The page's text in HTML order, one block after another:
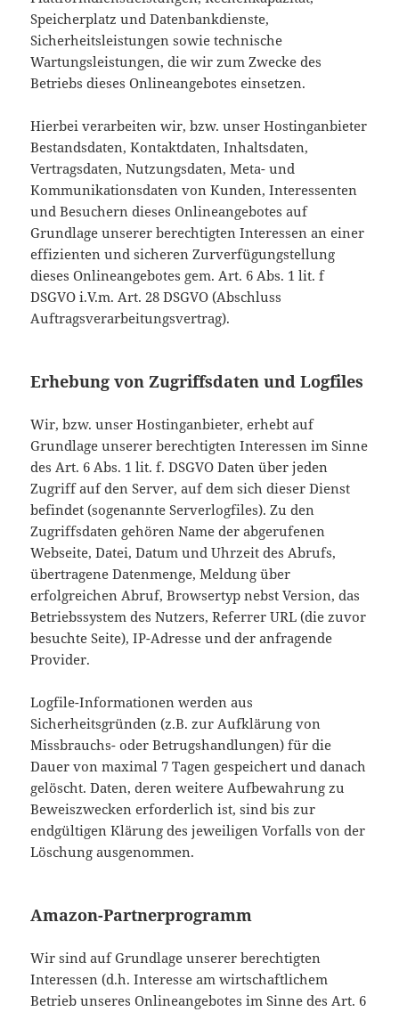
Speicherplatz und Datenbankdienste,
Sicherheitsleistungen sowie technische
Wartungsleistungen, die wir zum Zwecke des
Betriebs dieses Onlineangebotes einsetzen.
Hierbei verarbeiten wir, bzw. unser Hostinganbieter
Bestandsdaten, Kontaktdaten, Inhaltsdaten,
Vertragsdaten, Nutzungsdaten, Meta- und
Kommunikationsdaten von Kunden, Interessenten
und Besuchern dieses Onlineangebotes auf
Grundlage unserer berechtigten Interessen an einer
effizienten und sicheren Zurverfügungstellung
dieses Onlineangebotes gem. Art. 6 Abs. 1 lit. f
DSGVO i.V.m. Art. 28 DSGVO (Abschluss
Auftragsverarbeitungsvertrag).
Erhebung von Zugriffsdaten und Logfiles
Wir, bzw. unser Hostinganbieter, erhebt auf
Grundlage unserer berechtigten Interessen im Sinne
des Art. 6 Abs. 1 lit. f. DSGVO Daten über jeden
Zugriff auf den Server, auf dem sich dieser Dienst
befindet (sogenannte Serverlogfiles). Zu den
Zugriffsdaten gehören Name der abgerufenen
Webseite, Datei, Datum und Uhrzeit des Abrufs,
übertragene Datenmenge, Meldung über
erfolgreichen Abruf, Browsertyp nebst Version, das
Betriebssystem des Nutzers, Referrer URL (die zuvor
besuchte Seite), IP-Adresse und der anfragende
Provider.
Logfile-Informationen werden aus
Sicherheitsgründen (z.B. zur Aufklärung von
Missbrauchs- oder Betrugshandlungen) für die
Dauer von maximal 7 Tagen gespeichert und danach
gelöscht. Daten, deren weitere Aufbewahrung zu
Beweiszwecken erforderlich ist, sind bis zur
endgültigen Klärung des jeweiligen Vorfalls von der
Löschung ausgenommen.
Amazon-Partnerprogramm
Wir sind auf Grundlage unserer berechtigten
Interessen (d.h. Interesse am wirtschaftlichem
Betrieb unseres Onlineangebotes im Sinne des Art. 6